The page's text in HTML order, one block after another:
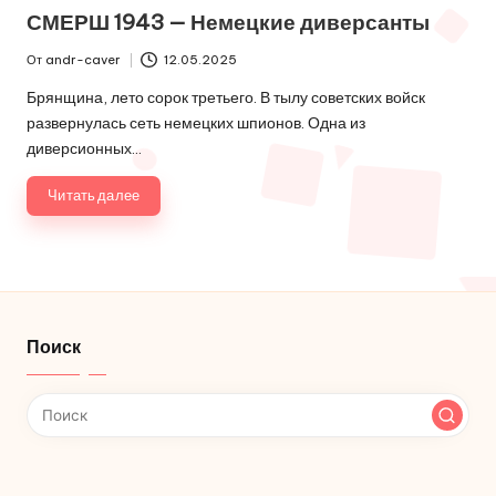
СМЕРШ 1943 — Немецкие диверсанты
от
От andr-caver 12.05.2025
Брянщина, лето сорок третьего. В тылу советских войск
развернулась сеть немецких шпионов. Одна из
диверсионных…
Читать далее
Поиск